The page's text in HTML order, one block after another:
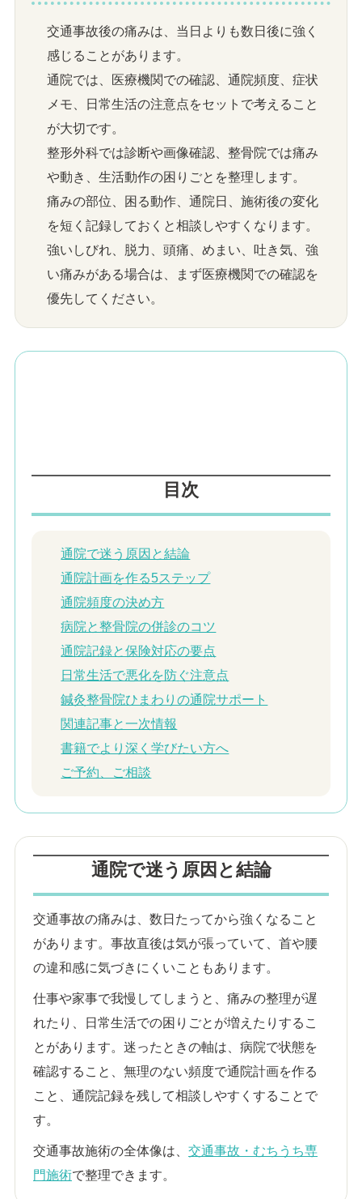
交通事故後の痛みは、当日よりも数日後に強く
感じることがあります。
通院では、医療機関での確認、通院頻度、症状
メモ、日常生活の注意点をセットで考えること
が大切です。
整形外科では診断や画像確認、整骨院では痛み
や動き、生活動作の困りごとを整理します。
痛みの部位、困る動作、通院日、施術後の変化
を短く記録しておくと相談しやすくなります。
強いしびれ、脱力、頭痛、めまい、吐き気、強
い痛みがある場合は、まず医療機関での確認を
優先してください。
目次
通院で迷う原因と結論
通院計画を作る5ステップ
通院頻度の決め方
病院と整骨院の併診のコツ
通院記録と保険対応の要点
日常生活で悪化を防ぐ注意点
鍼灸整骨院ひまわりの通院サポート
関連記事と一次情報
書籍でより深く学びたい方へ
ご予約、ご相談
通院で迷う原因と結論
交通事故の痛みは、数日たってから強くなること
があります。事故直後は気が張っていて、首や腰
の違和感に気づきにくいこともあります。
仕事や家事で我慢してしまうと、痛みの整理が遅
れたり、日常生活での困りごとが増えたりするこ
とがあります。迷ったときの軸は、病院で状態を
確認すること、無理のない頻度で通院計画を作る
こと、通院記録を残して相談しやすくすることで
す。
交通事故施術の全体像は、 交通事故・むちうち専
門施術で整理できます。